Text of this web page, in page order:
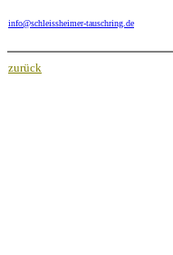
info@schleissheimer-tauschring.de
zurück